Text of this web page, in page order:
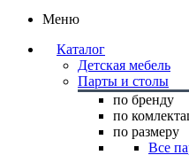
Меню
Каталог
Детская мебель
Парты и столы
по бренду
по
по размеру
Все